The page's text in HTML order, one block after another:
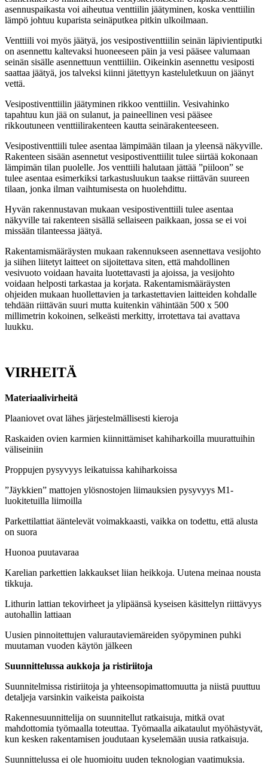
asennuspaikasta voi aiheutua venttiilin jäätyminen, koska venttiilin
lämpö johtuu kuparista seinäputkea pitkin ulkoilmaan.
Venttiili voi myös jäätyä, jos vesipostiventtiilin seinän läpivientiputki
on asennettu kaltevaksi huoneeseen päin ja vesi pääsee valumaan
seinän sisälle asennettuun venttiiliin. Oikeinkin asennettu vesiposti
saattaa jäätyä, jos talveksi kiinni jätettyyn kasteluletkuun on jäänyt
vettä.
Vesipostiventtiilin jäätyminen rikkoo venttiilin. Vesivahinko
tapahtuu kun jää on sulanut, ja paineellinen vesi pääsee
rikkoutuneen venttiilirakenteen kautta seinärakenteeseen.
Vesipostiventtiili tulee asentaa lämpimään tilaan ja yleensä näkyville.
Rakenteen sisään asennetut vesipostiventtiilit tulee siirtää kokonaan
lämpimän tilan puolelle. Jos venttiili halutaan jättää ”piiloon” se
tulee asentaa esimerkiksi tarkastusluukun taakse riittävän suureen
tilaan, jonka ilman vaihtumisesta on huolehdittu.
Hyvän rakennustavan mukaan vesipostiventtiili tulee asentaa
näkyville tai rakenteen sisällä sellaiseen paikkaan, jossa se ei voi
missään tilanteessa jäätyä.
Rakentamismääräysten mukaan rakennukseen asennettava vesijohto
ja siihen liitetyt laitteet on sijoitettava siten, että mahdollinen
vesivuoto voidaan havaita luotettavasti ja ajoissa, ja vesijohto
voidaan helposti tarkastaa ja korjata. Rakentamismääräysten
ohjeiden mukaan huollettavien ja tarkastettavien laitteiden kohdalle
tehdään riittävän suuri mutta kuitenkin vähintään 500 x 500
millimetrin kokoinen, selkeästi merkitty, irrotettava tai avattava
luukku.
VIRHEITÄ
Materiaalivirheitä
Plaaniovet ovat lähes järjestelmällisesti kieroja
Raskaiden ovien karmien kiinnittämiset kahiharkoilla muurattuihin
väliseiniin
Proppujen pysyvyys leikatuissa kahiharkoissa
”Jäykkien” mattojen ylösnostojen liimauksien pysyvyys M1-
luokitetuilla liimoilla
Parkettilattiat ääntelevät voimakkaasti, vaikka on todettu, että alusta
on suora
Huonoa puutavaraa
Karelian parkettien lakkaukset liian heikkoja. Uutena meinaa nousta
tikkuja.
Lithurin lattian tekovirheet ja ylipäänsä kyseisen käsittelyn riittävyys
autohallin lattiaan
Uusien pinnoitettujen valurautaviemäreiden syöpyminen puhki
muutaman vuoden käytön jälkeen
Suunnittelussa aukkoja ja ristiriitoja
Suunnitelmissa ristiriitoja ja yhteensopimattomuutta ja niistä puuttuu
detaljeja varsinkin vaikeista paikoista
Rakennesuunnittelija on suunnitellut ratkaisuja, mitkä ovat
mahdottomia työmaalla toteuttaa. Työmaalla aikataulut myöhästyvät,
kun kesken rakentamisen joudutaan kyselemään uusia ratkaisuja.
Suunnittelussa ei ole huomioitu uuden teknologian vaatimuksia.